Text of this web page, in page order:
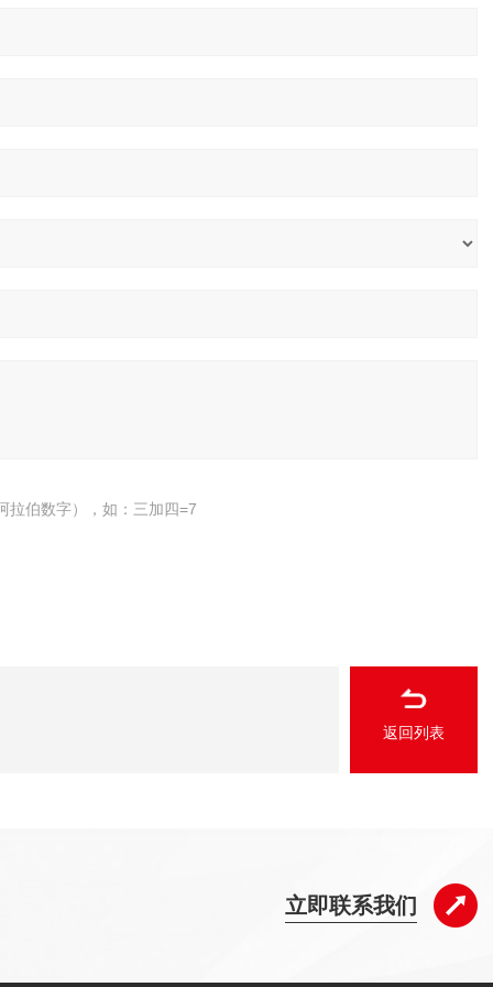
拉伯数字），如：三加四=7
返回列表
立即联系我们